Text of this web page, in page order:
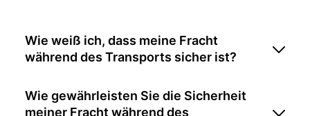
Wie weiß ich, dass meine Fracht
während des Transports sicher ist?
Wie gewährleisten Sie die Sicherheit
meiner Fracht während des